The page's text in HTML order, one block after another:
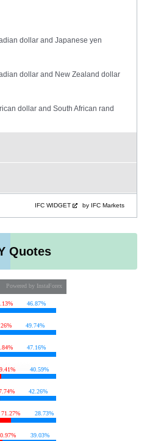
dollar and Japanese yen
dollar and New Zealand dollar
dollar and South African rand
IFC WIDGET by IFC Markets
Quotes